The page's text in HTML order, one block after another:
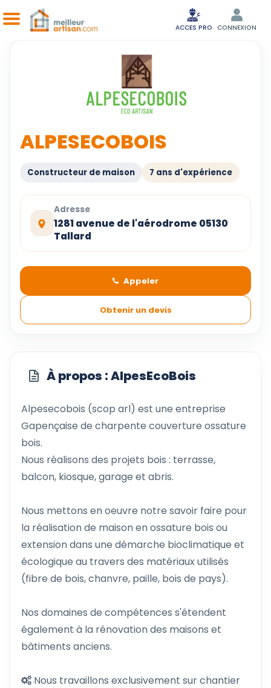
ACCES PRO CONNEXION
ALPESECOBOIS
Constructeur de maison 7 ans d'expérience
Adresse
1281 avenue de l'aérodrome 05130
Tallard
Appeler
Obtenir un devis
À propos : AlpesEcoBois
Alpesecobois (scop arl) est une entreprise
Gapençaise de charpente couverture ossature
bois.
Nous réalisons des projets bois : terrasse,
balcon, kiosque, garage et abris.
Nous mettons en oeuvre notre savoir faire pour
la réalisation de maison en ossature bois ou
extension dans une démarche bioclimatique et
écologique au travers des matériaux utilisés
(fibre de bois, chanvre, paille, bois de pays).
Nos domaines de compétences s'étendent
également à la rénovation des maisons et
bâtiments anciens.
Nous travaillons exclusivement sur chantier